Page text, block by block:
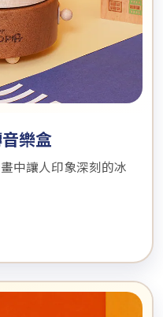
樂盒
中讓人印象深刻的冰